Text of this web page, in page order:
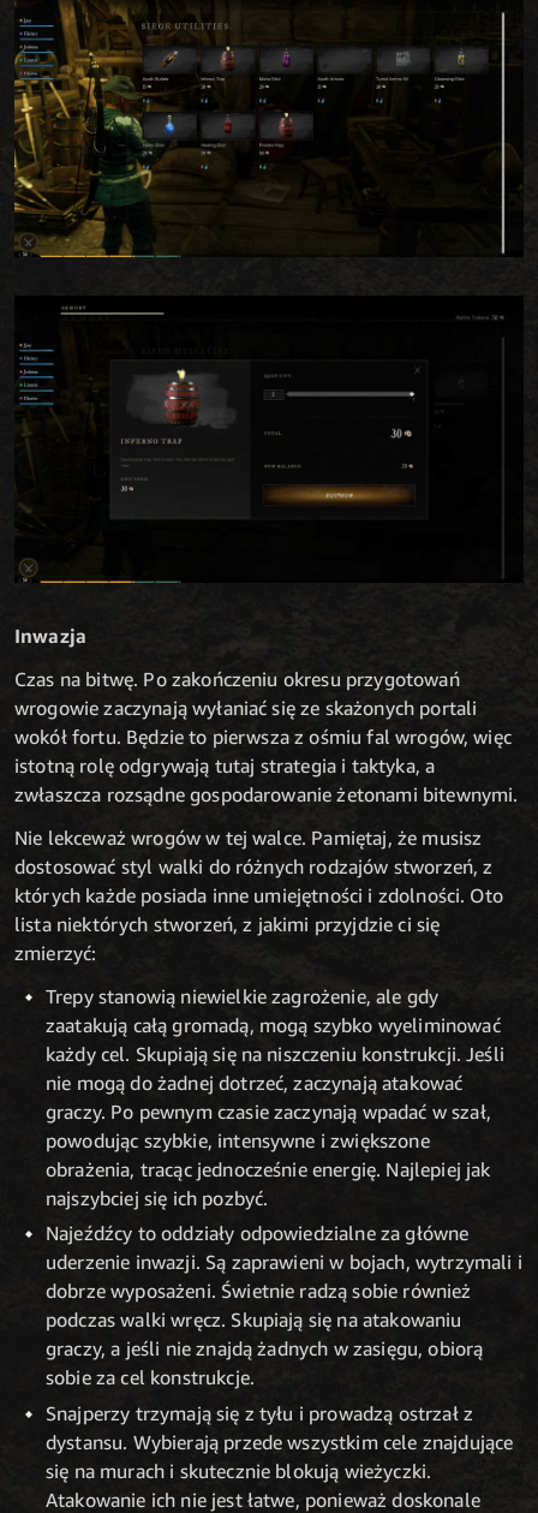
Inwazja
Czas na bitwę. Po zakończeniu okresu przygotowań
wrogowie zaczynają wyłaniać się ze skażonych portali
wokół fortu. Będzie to pierwsza z ośmiu fal wrogów, więc
istotną rolę odgrywają tutaj strategia i taktyka, a
zwłaszcza rozsądne gospodarowanie żetonami bitewnymi.
Nie lekceważ wrogów w tej walce. Pamiętaj, że musisz
dostosować styl walki do różnych rodzajów stworzeń, z
których każde posiada inne umiejętności i zdolności. Oto
lista niektórych stworzeń, z jakimi przyjdzie ci się
zmierzyć:
Trepy stanowią niewielkie zagrożenie, ale gdy
zaatakują całą gromadą, mogą szybko wyeliminować
każdy cel. Skupiają się na niszczeniu konstrukcji. Jeśli
nie mogą do żadnej dotrzeć, zaczynają atakować
graczy. Po pewnym czasie zaczynają wpadać w szał,
powodując szybkie, intensywne i zwiększone
obrażenia, tracąc jednocześnie energię. Najlepiej jak
najszybciej się ich pozbyć.
Najeźdźcy to oddziały odpowiedzialne za główne
uderzenie inwazji. Są zaprawieni w bojach, wytrzymali i
dobrze wyposażeni. Świetnie radzą sobie również
podczas walki wręcz. Skupiają się na atakowaniu
graczy, a jeśli nie znajdą żadnych w zasięgu, obiorą
sobie za cel konstrukcje.
Snajperzy trzymają się z tyłu i prowadzą ostrzał z
dystansu. Wybierają przede wszystkim cele znajdujące
się na murach i skutecznie blokują wieżyczki.
Atakowanie ich nie jest łatwe, ponieważ doskonale